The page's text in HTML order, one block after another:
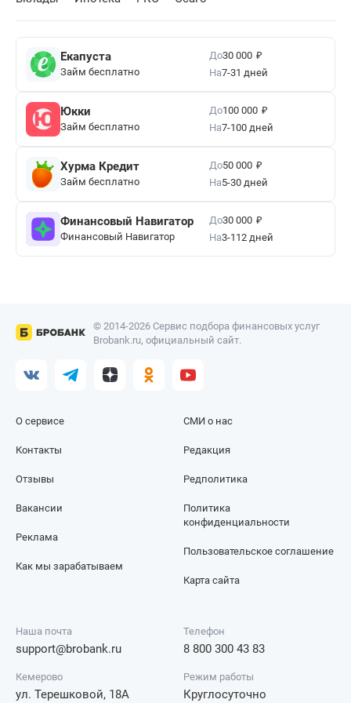
Екапуста
Займ бесплатно
До30 000 ₽
На7-31 дней
Юкки
Займ бесплатно
До100 000 ₽
На7-100 дней
Хурма Кредит
Займ бесплатно
До50 000 ₽
На5-30 дней
Финансовый Навигатор
Финансовый Навигатор
До30 000 ₽
На3-112 дней
© 2014-2026 Сервис подбора финансовых услуг
Brobank.ru, официальный сайт.
О сервисе
Контакты
Отзывы
СМИ о нас
Редакция
Редполитика
Вакансии
Реклама
Как мы зарабатываем
Политика
конфиденциальности
Пользовательское соглашение
Карта сайта
Наша почта
support@brobank.ru
Телефон
8 800 300 43 83
Кемерово
ул. Терешковой, 18А
Режим работы
Круглосуточно